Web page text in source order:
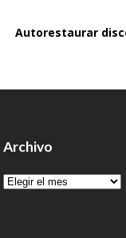
Autorestaurar
Archivo
Archivo